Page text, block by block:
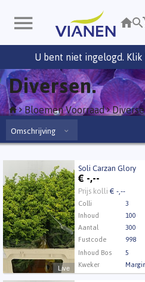
U bent niet ingelogd.
Diversen.
Bloemen Voorraad
Omschrijving
Live
Soli Carzan Glory
€ -,--
Prijs kolli € -,--
Colli 3
Inhoud
100
Aantal
300
Fustcode
998
Inhoud Bos
5
Kweker
Soli Carzan Glory
Eerst Inloggen a.u.b.Klik